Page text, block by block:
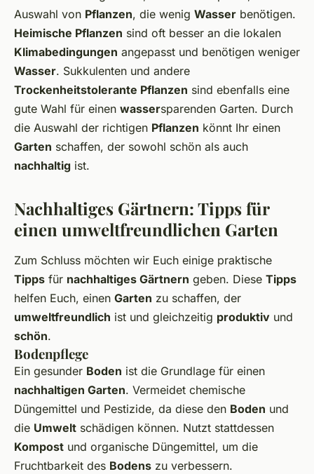
Auswahl von Pflanzen, die wenig Wasser benötigen.
Heimische Pflanzen sind oft besser an die lokalen
Klimabedingungen angepasst und benötigen weniger
Wasser. Sukkulenten und andere
Trockenheitstolerante Pflanzen sind ebenfalls eine
gute Wahl für einen wassersparenden Garten. Durch
die Auswahl der richtigen Pflanzen könnt Ihr einen
Garten schaffen, der sowohl schön als auch
nachhaltig ist.
Nachhaltiges Gärtnern: Tipps für
einen umweltfreundlichen Garten
Zum Schluss möchten wir Euch einige praktische
Tipps für nachhaltiges Gärtnern geben. Diese Tipps
helfen Euch, einen Garten zu schaffen, der
umweltfreundlich ist und gleichzeitig produktiv und
schön.
Bodenpflege
Ein gesunder Boden ist die Grundlage für einen
nachhaltigen Garten. Vermeidet chemische
Düngemittel und Pestizide, da diese den Boden und
die Umwelt schädigen können. Nutzt stattdessen
Kompost und organische Düngemittel, um die
Fruchtbarkeit des Bodens zu verbessern.